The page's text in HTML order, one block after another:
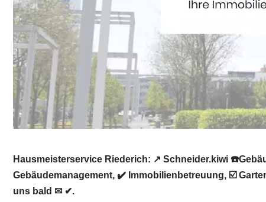
Hausmeisterservice Riederich: ↗️ Schneider.kiwi
Gebäudemanagement, ✔️ Immobilienbetreuung, ☑️
uns bald ✉ ✔.